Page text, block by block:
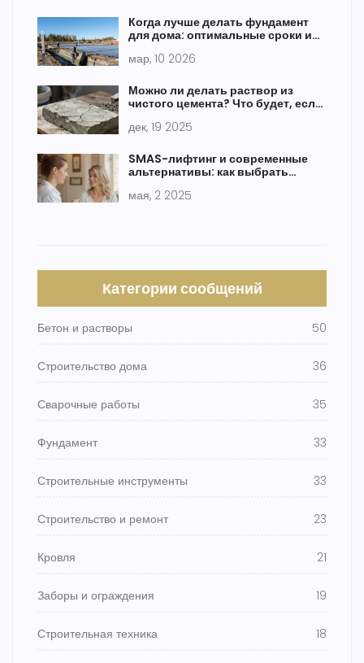
Когда лучше делать фундамент
для дома: оптимальные сроки и
мар, 10 2026
Можно ли делать раствор из
чистого цемента? Что будет, если
дек, 19 2025
SMAS-лифтинг и современные
альтернативы: как выбрать
мая, 2 2025
Категории сообщений
Бетон и растворы 50
Строительство дома 36
Сварочные работы 35
Фундамент 33
Строительные инструменты 33
Строительство и ремонт 23
Кровля 21
Заборы и ограждения 19
Строительная техника 18